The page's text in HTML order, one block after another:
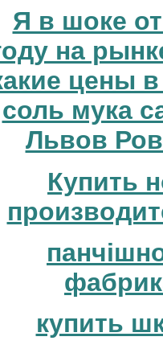
Я в шоке
на
цены
соль мука
Львов
Купить
купить